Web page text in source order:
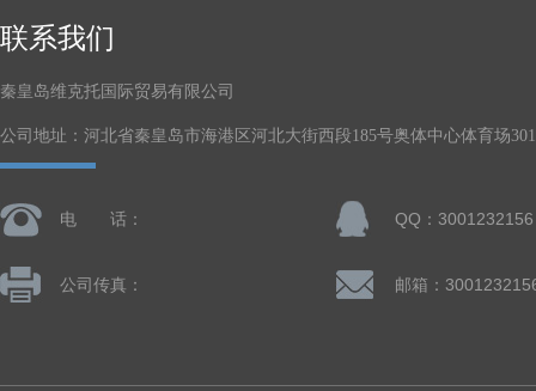
联系我们
秦皇岛维克托国际贸易有限公司
公司地址：河北省秦皇岛市海港区河北大街西段185号奥体中心体育场
电 话： QQ：3001232156
公司传真： 邮箱：